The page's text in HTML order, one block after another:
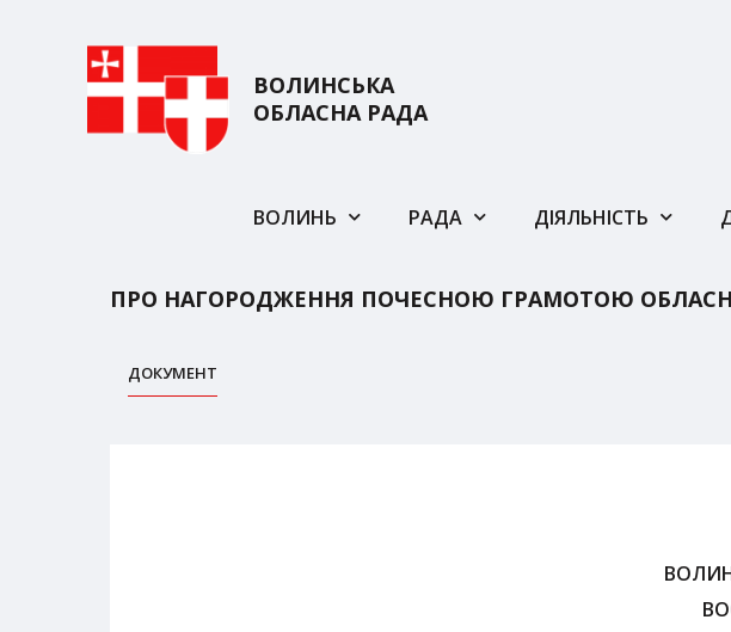
ВОЛИНСЬКА
ОБЛАСНА РАДА
ВОЛИНЬ РАДА ДІЯЛЬНІСТЬ
ПРО НАГОРОДЖЕННЯ ПОЧЕСНОЮ ГРАМОТОЮ
ДОКУМЕНТ